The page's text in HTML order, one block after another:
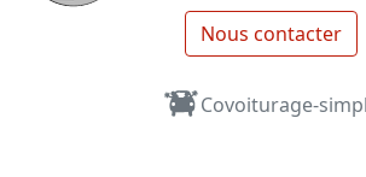
Nous contacter
Covoiturage-